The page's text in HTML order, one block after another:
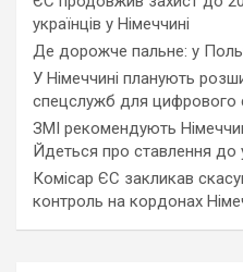
українців у Німеччині
Де дорожче пальне: у
У Німеччині планують
спецслужб для цифрового
ЗМІ рекомендують
Йдеться про ставлення до
Комісар ЄС закликав
контроль на кордонах